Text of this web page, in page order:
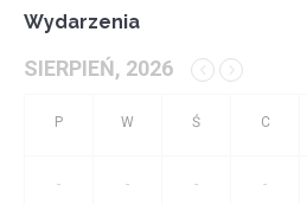
Wydarzenia
SIERPIEŃ, 2026
- - - -